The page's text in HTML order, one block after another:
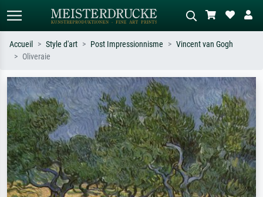
Recherchez par artiste, titre ou style –
ex. Monet, Nuit étoilée,
impressionnisme, vague de Hokusai,
nu.
Décrivez la scène – ex. prairie verte,
abstrait avec beaucoup de rouge,
tableau sombre, nu debout près d'un
arbre.
Accueil Style d'art Post Impressionnisme
Vincent van Gogh
Oliveraie